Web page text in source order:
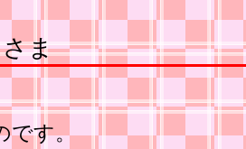
ま
です。